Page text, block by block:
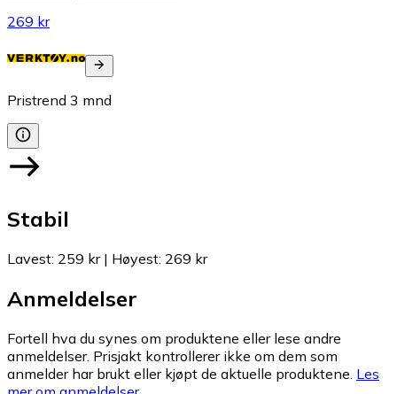
269 kr
Pristrend 3 mnd
Stabil
Lavest: 259 kr| Høyest: 269 kr
Anmeldelser
Fortell hva du synes om produktene eller lese andre
anmeldelser. Prisjakt kontrollerer ikke om dem som
anmelder har brukt eller kjøpt de aktuelle produktene. Les